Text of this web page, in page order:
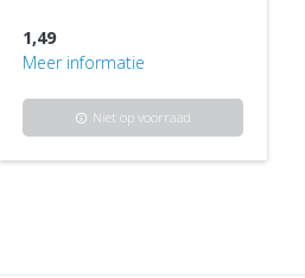
1,49
Meer informatie
info Niet op voorraad